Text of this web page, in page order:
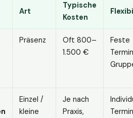
Art
Typische
Kosten
Präsenz
Oft 800–
1.500 €
Feste
Einzel /
kleine
Je nach
Praxis,